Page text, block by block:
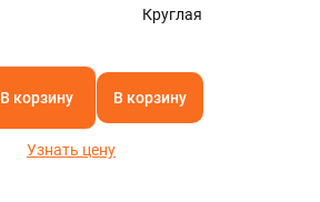
Круглая
В корзину В корзину
Узнать цену